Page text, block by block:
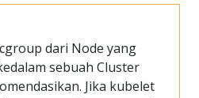
dari Node yang
sebuah Cluster
Jika kubelet